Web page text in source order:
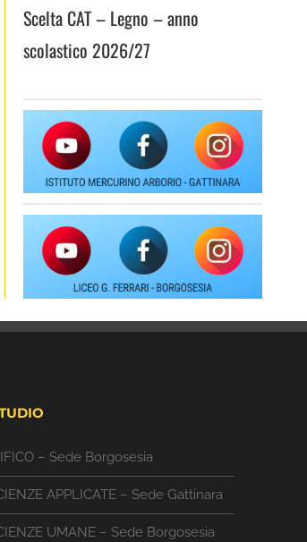
Scelta CAT – Legno – anno
scolastico 2026/27
– Sede Borgosesia
APPLICATE – Sede Gattinara
UMANE – Sede Borgosesia